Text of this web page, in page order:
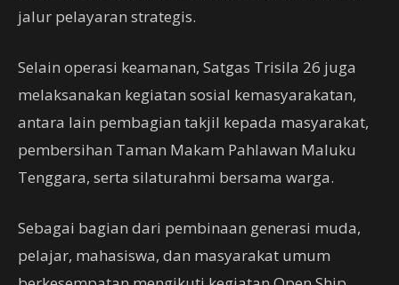
jalur pelayaran strategis.
Selain operasi keamanan, Satgas Trisila 26 juga
melaksanakan kegiatan sosial kemasyarakatan,
antara lain pembagian takjil kepada masyarakat,
pembersihan Taman Makam Pahlawan Maluku
Tenggara, serta silaturahmi bersama warga.
Sebagai bagian dari pembinaan generasi muda,
pelajar, mahasiswa, dan masyarakat umum